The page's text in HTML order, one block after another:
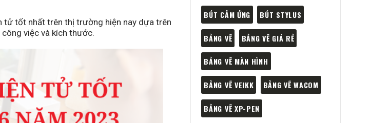
tử tốt nhất trên thị trường hiện nay dựa trên
việc và kích thước.
BÚT CẢM ỨNG BÚT STYLUS
BẢNG VẼ BẢNG VẼ GIÁ RẺ
BẢNG VẼ MÀN HÌNH
BẢNG VẼ VEIKK BẢNG VẼ WACOM
BẢNG VẼ XP-PEN